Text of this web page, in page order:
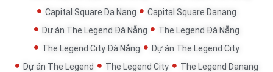
Capital Square Da Nang
Capital Square Danang
Dự án The Legend Đà Nẵng
The Legend Đà Nẵng
The Legend City Đà Nẵng
Dự án The Legend City
Dự án The Legend
The Legend City
The Legend Danang